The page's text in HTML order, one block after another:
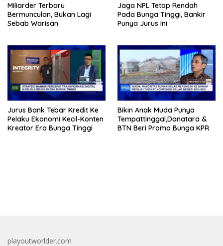
Miliarder Terbaru
Bermunculan, Bukan Lagi
Sebab Warisan
Jaga NPL Tetap Rendah
Pada Bunga Tinggi, Bankir
Punya Jurus Ini
Jurus Bank Tebar Kredit Ke
Pelaku Ekonomi Kecil-Konten
Kreator Era Bunga Tinggi
Bikin Anak Muda Punya
Tempattinggal,Danatara &
BTN Beri Promo Bunga KPR
playoutworlder.com